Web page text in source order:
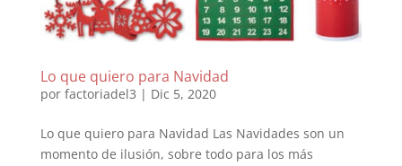
Lo que quiero para Navidad
por factoriadel3 | Dic 5, 2020
Lo que quiero para Navidad Las Navidades son un
momento de ilusión, sobre todo para los más